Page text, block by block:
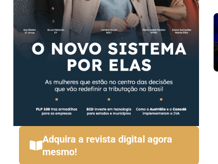
Adquira a revista digital agora
mesmo!